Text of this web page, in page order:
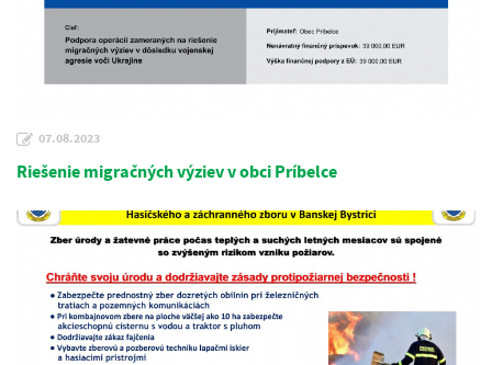
07.08.2023
Riešenie migračných výziev v obci Príbelce